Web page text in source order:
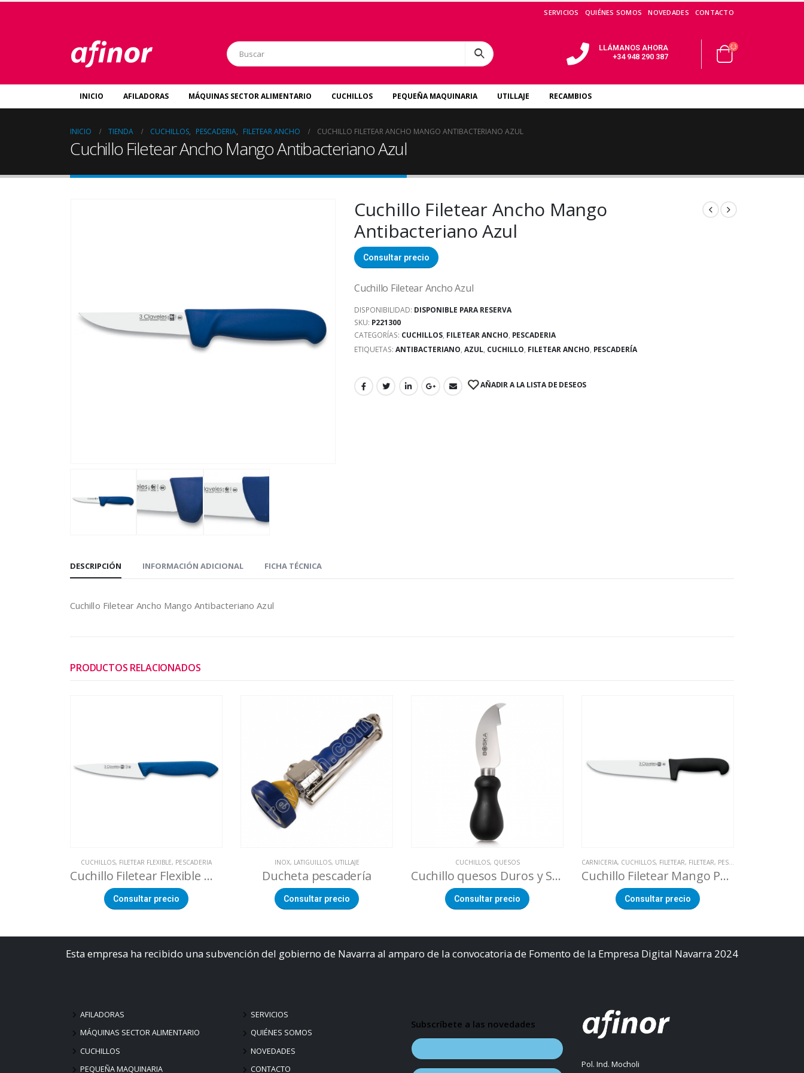
SERVICIOS QUIÉNES SOMOS NOVEDADES CONTACTO
LLÁMANOS AHORA
+34 948 290 387
INICIO AFILADORAS MÁQUINAS SECTOR ALIMENTARIO CUCHILLOS PEQUEÑA MAQUINARIA UTILLAJE RECAMBIOS
INICIO TIENDA CUCHILLOS, PESCADERIA, FILETEAR ANCHO CUCHILLO FILETEAR ANCHO MANGO ANTIBACTERIANO AZUL
Cuchillo Filetear Ancho Mango Antibacteriano Azul
Cuchillo Filetear Ancho Mango
Antibacteriano Azul
Consultar precio
Cuchillo Filetear Ancho Azul
DISPONIBILIDAD: DISPONIBLE PARA RESERVA
SKU: P221300
CATEGORÍAS: CUCHILLOS, FILETEAR ANCHO, PESCADERIA
ETIQUETAS: ANTIBACTERIANO, AZUL, CUCHILLO, FILETEAR ANCHO, PESCADERÍA
AÑADIR A LA LISTA DE DESEOS
DESCRIPCIÓN INFORMACIÓN ADICIONAL FICHA TÉCNICA
Cuchillo Filetear Ancho Mango Antibacteriano Azul
PRODUCTOS RELACIONADOS
CUCHILLOS, FILETEAR FLEXIBLE, PESCADERIA
Cuchillo Filetear Flexible Mango Antibacteriano Azul
Consultar precio
INOX, LATIGUILLOS, UTILLAJE
Ducheta pescadería
Consultar precio
CUCHILLOS, QUESOS
Cuchillo quesos Duros y Semiduros 80 mm
Consultar precio
CARNICERIA, CUCHILLOS, FILETEAR, FILETEAR, PESCADERIA
Cuchillo Filetear Mango Polipropileno Negro
Consultar precio
Esta empresa ha recibido una subvención del gobierno de Navarra al amparo de la convocatoria de Fomento de la Empresa Digital Navarra 2024
AFILADORAS
MÁQUINAS SECTOR ALIMENTARIO
CUCHILLOS
PEQUEÑA MAQUINARIA
SERVICIOS
QUIÉNES SOMOS
NOVEDADES
CONTACTO
Subscríbete a las novedades
Pol. Ind. Mocholi